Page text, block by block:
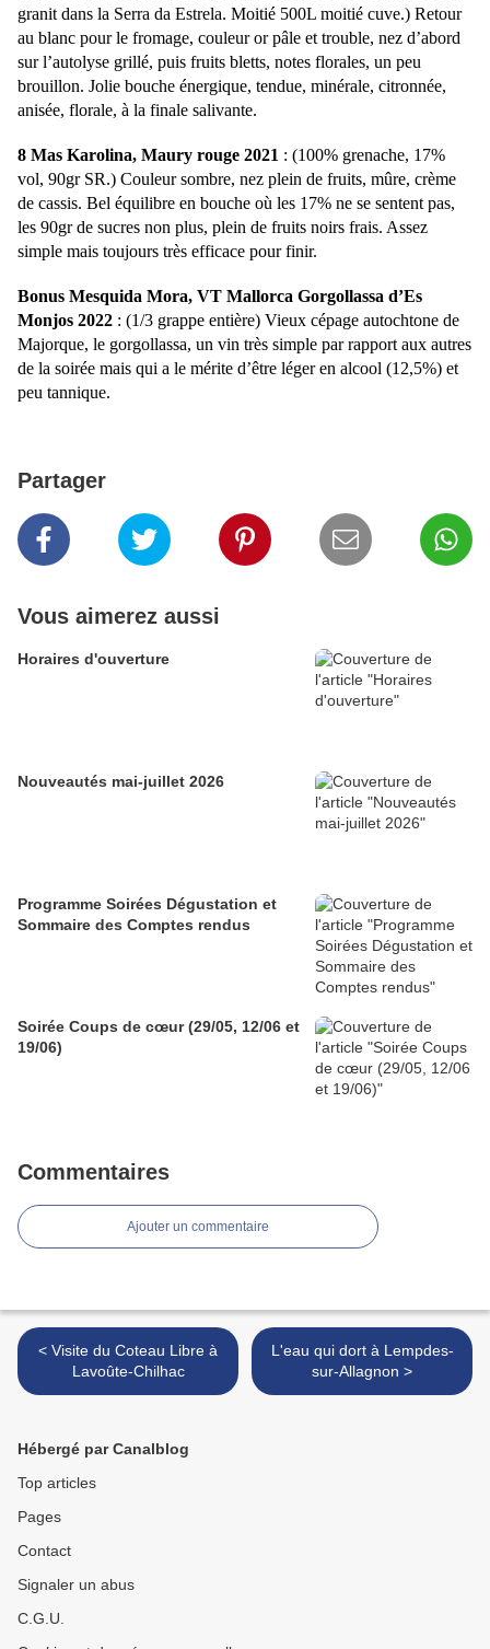
granit dans la Serra da Estrela. Moitié 500L moitié cuve.) Retour
au blanc pour le fromage, couleur or pâle et trouble, nez d’abord
sur l’autolyse grillé, puis fruits bletts, notes florales, un peu
brouillon. Jolie bouche énergique, tendue, minérale, citronnée,
anisée, florale, à la finale salivante.
8 Mas Karolina, Maury rouge 2021 : (100% grenache, 17%
vol, 90gr SR.) Couleur sombre, nez plein de fruits, mûre, crème
de cassis. Bel équilibre en bouche où les 17% ne se sentent pas,
les 90gr de sucres non plus, plein de fruits noirs frais. Assez
simple mais toujours très efficace pour finir.
Bonus Mesquida Mora, VT Mallorca Gorgollassa d’Es
Monjos 2022 : (1/3 grappe entière) Vieux cépage autochtone de
Majorque, le gorgollassa, un vin très simple par rapport aux autres
de la soirée mais qui a le mérite d’être léger en alcool (12,5%) et
peu tannique.
Partager
Vous aimerez aussi
Horaires d'ouverture
Nouveautés mai-juillet 2026
Programme Soirées Dégustation et
Sommaire des Comptes rendus
Soirée Coups de cœur (29/05, 12/06 et
19/06)
Commentaires
Ajouter un commentaire
< Visite du Coteau Libre à
Lavoûte-Chilhac
L'eau qui dort à Lempdes-
sur-Allagnon >
Hébergé par Canalblog
Top articles
Pages
Contact
Signaler un abus
C.G.U.